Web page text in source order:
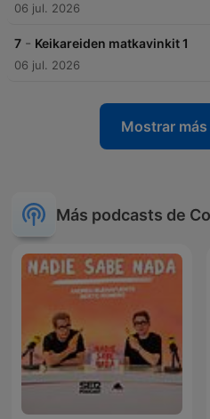
06 jul. 2026
7 - Keikareiden matkavinkit 1
06 jul. 2026
Mostrar
Más podcasts de